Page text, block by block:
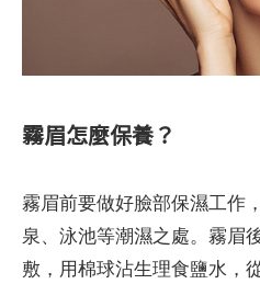
霧眉怎麼保養？
霧眉前要做好臉部保濕工作
泉、泳池等潮濕之處。霧眉
敷，用棉球沾生理食鹽水，